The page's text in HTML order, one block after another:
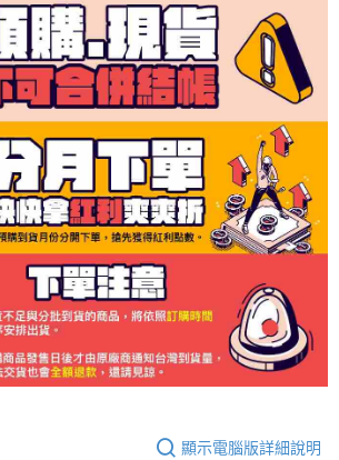
顯示電腦版詳細說明